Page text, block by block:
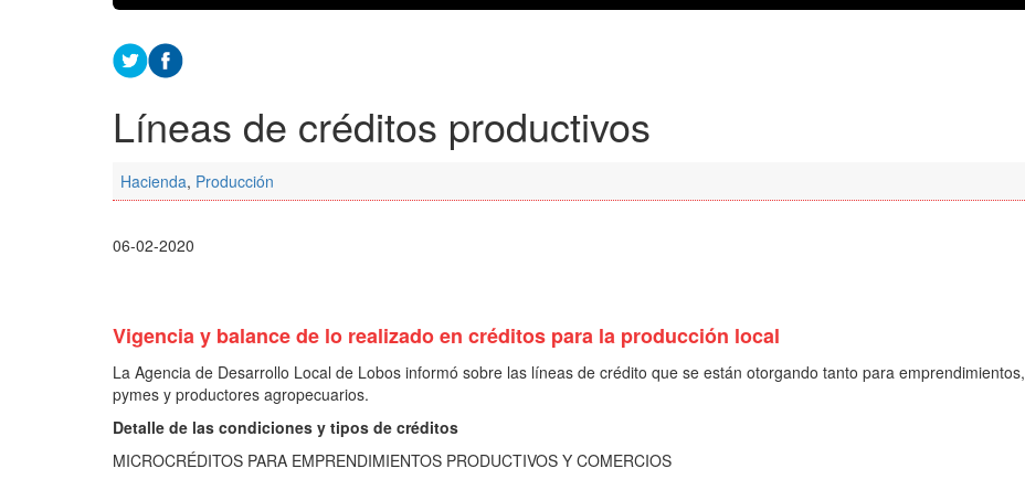
Líneas de créditos productivos
Hacienda, Producción
06-02-2020
Vigencia y balance de lo realizado en créditos para la producción local
La Agencia de Desarrollo Local de Lobos informó sobre las líneas de crédito que se están otorgando tanto para emprendimientos,
pymes y productores agropecuarios.
Detalle de las condiciones y tipos de créditos
MICROCRÉDITOS PARA EMPRENDIMIENTOS PRODUCTIVOS Y COMERCIOS